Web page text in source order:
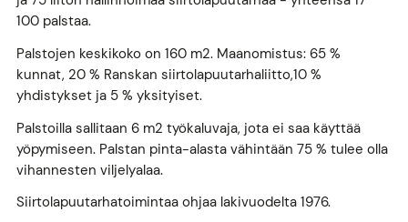
100 palstaa.
Palstojen keskikoko on 160 m2. Maanomistus: 65 %
kunnat, 20 % Ranskan siirtolapuutarhaliitto,10 %
yhdistykset ja 5 % yksityiset.
Palstoilla sallitaan 6 m2 työkaluvaja, jota ei saa käyttää
yöpymiseen. Palstan pinta-alasta vähintään 75 % tulee olla
vihannesten viljelyalaa.
Siirtolapuutarhatoimintaa ohjaa lakivuodelta 1976.